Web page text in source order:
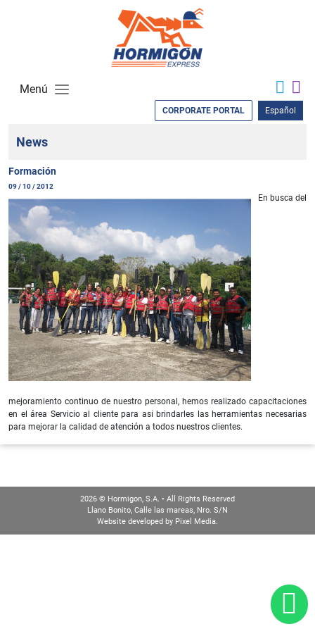
Menú
CORPORATE PORTAL Español
News
Formación
09 / 10 / 2012
En busca del
mejoramiento continuo de nuestro personal, hemos realizado capacitaciones
en el área Servicio al cliente para asi brindarles las herramientas necesarias
para mejorar la calidad de atención a todos nuestros clientes.
2026 © Hormigon, S.A. • All Rights Reserved
Llano Bonito, Calle las mareas, Nro. S/N
Website developed by Pixel Media.